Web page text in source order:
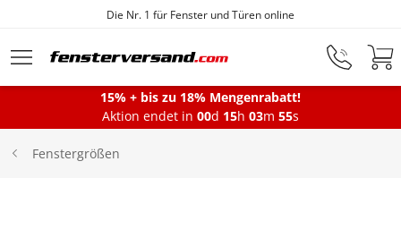
Zum Hauptinhalt springen
Die Nr. 1 für Fenster und Türen online
Montageservice
15% + bis zu 18% Mengenrabatt!
Aktion endet in 00d 15h 03m 55s
Fenstergrößen